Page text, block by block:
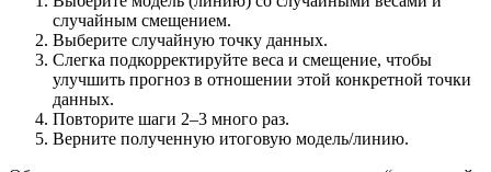
случайным смещением.
Выберите случайную точку данных.
Слегка подкорректируйте веса и смещение, чтобы
улучшить прогноз в отношении этой конкретной точки
данных.
Повторите шаги 2–3 много раз.
Верните полученную итоговую модель/линию.